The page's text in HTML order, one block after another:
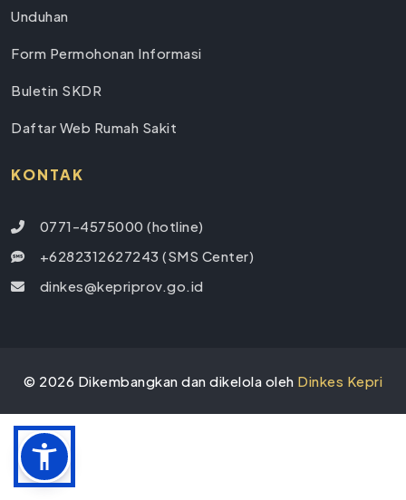
Unduhan
Form Permohonan Informasi
Buletin SKDR
Daftar Web Rumah Sakit
KONTAK
0771-4575000 (hotline)
+6282312627243 (SMS Center)
dinkes@kepriprov.go.id
© 2026 Dikembangkan dan dikelola oleh Dinkes Kepri